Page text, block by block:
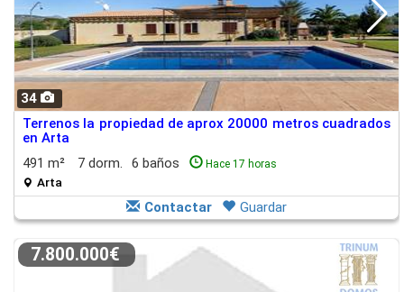
34
Terrenos la propiedad de aprox 20000 metros cuadrados
en Arta
491 m²
7 dorm. 6 baños Hace 17 horas
Arta
Contactar Guardar
7.800.000€